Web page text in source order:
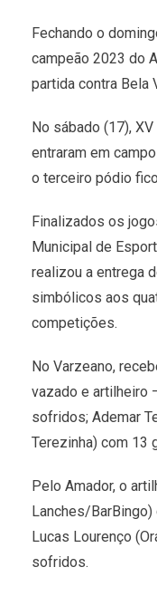
Fechando o
campeão 2023 do
partida contra Bela
No sábado (17),
entraram em
o terceiro pódio
Finalizados os
Municipal de
realizou a entrega
simbólicos aos
competições.
No Varzeano,
vazado e artilheiro
sofridos; Ademar
Terezinha) com 13
Pelo Amador, o
Lanches/
Lucas Lourenço
sofridos.